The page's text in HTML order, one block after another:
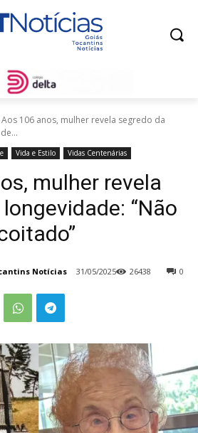
Aos 106 anos, mulher revela segredo da
Vida e Estilo Vidas Centenárias
mulher revela
“Não
Notícias 31/05/2025 0
26438